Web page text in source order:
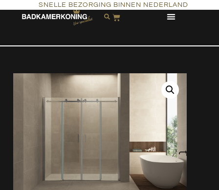
SNELLE BEZORGING BINNEN NEDERLAND